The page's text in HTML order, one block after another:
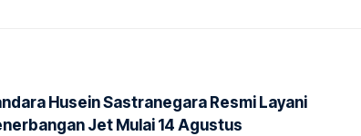
Husein Sastranegara Resmi Layani
Jet Mulai 14 Agustus